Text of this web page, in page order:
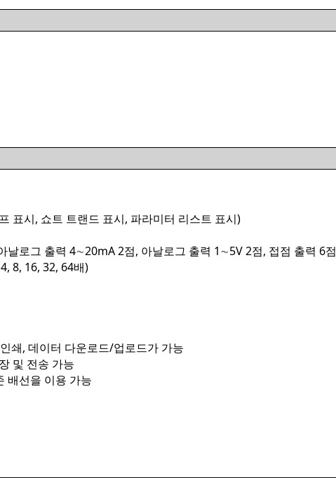
표시, 쇼트 트랜드 표시, 파라미터 리스트 표시)
날로그 출력 4∼20mA 2점, 아날로그 출력 1∼5V 2점, 접점 출력 6점
8, 16, 32, 64배)
쇄, 데이터 다운로드/업로드가 가능
및 전송 가능
배선을 이용 가능